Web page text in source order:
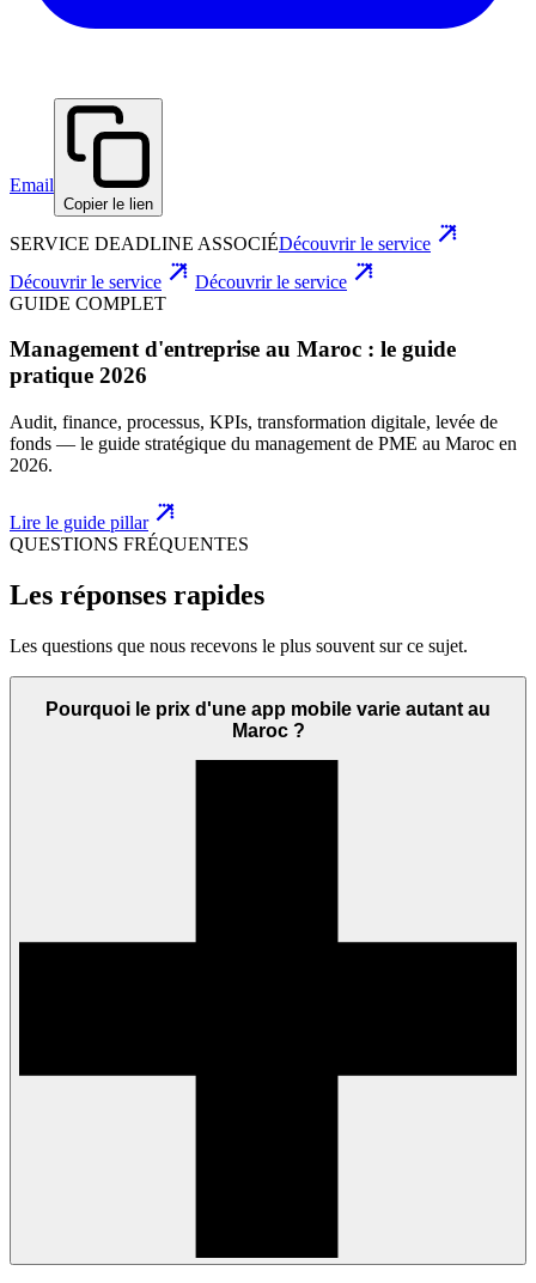
Email
Copier le lien
SERVICE DEADLINE ASSOCIÉDécouvrir le service
Découvrir le service
Découvrir le service
GUIDE COMPLET
Management d'entreprise au Maroc : le guide
pratique 2026
Audit, finance, processus, KPIs, transformation digitale, levée de
fonds — le guide stratégique du management de PME au Maroc en
2026.
Lire le guide pillar
QUESTIONS FRÉQUENTES
Les réponses rapides
Les questions que nous recevons le plus souvent sur ce sujet.
Pourquoi le prix d'une app mobile varie autant au
Maroc ?